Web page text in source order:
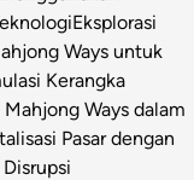
Eksplorasi
Ways untuk
Kerangka
Ways dalam
Pasar dengan